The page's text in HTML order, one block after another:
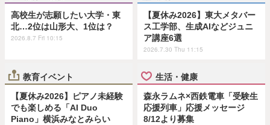
高校生が志願したい大学・東
北…2位は山形大、1位は？
2026.8.7 Fri 10:15
【夏休み2026】東大メタバー
ス工学部、生成AIなどジュニ
ア講座6選
2026.7.30 Thu 11:15
教育イベント
【夏休み2026】ピアノ未経験
でも楽しめる「AI Duo
Piano」横浜みなとみらい
生活・健康
森永ラムネ×西鉄電車「受験生
応援列車」応援メッセージ
8/12より募集